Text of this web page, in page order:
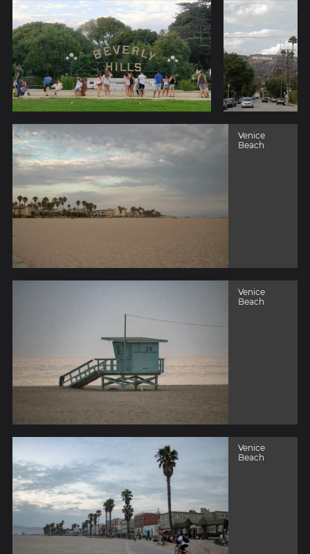
Venice
Beach
Venice
Beach
Venice
Beach